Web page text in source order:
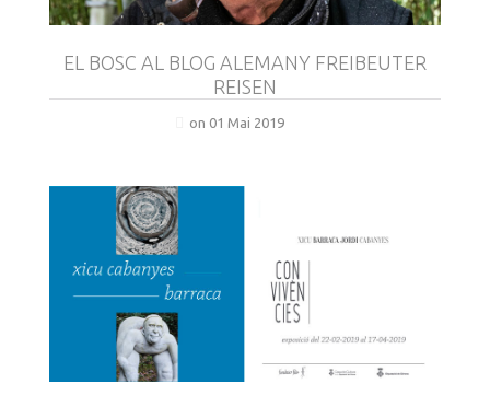
EL BOSC AL BLOG ALEMANY FREIBEUTER
REISEN
on 01 Mai 2019